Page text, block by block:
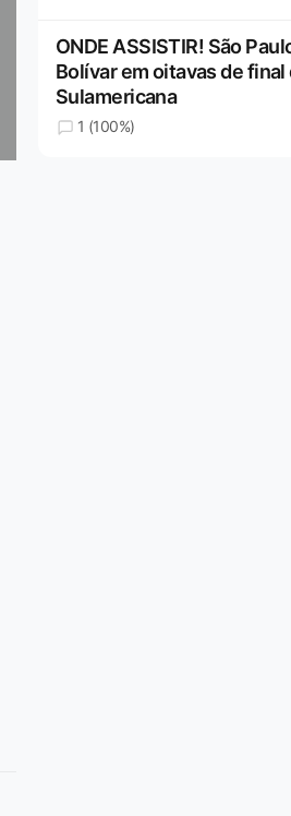
ONDE ASSISTIR! São
Bolívar em oitavas de final
Sulamericana
1 (100%)